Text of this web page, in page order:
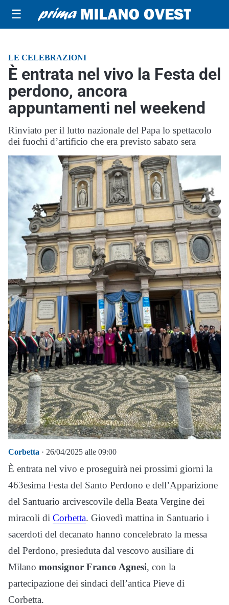
☰
LE CELEBRAZIONI
È entrata nel vivo la Festa del
perdono, ancora
appuntamenti nel weekend
Rinviato per il lutto nazionale del Papa lo spettacolo
dei fuochi d’artificio che era previsto sabato sera
Corbetta · 26/04/2025 alle 09:00
È entrata nel vivo e proseguirà nei prossimi giorni la
463esima Festa del Santo Perdono e dell’Apparizione
del Santuario arcivescovile della Beata Vergine dei
miracoli di Corbetta. Giovedì mattina in Santuario i
sacerdoti del decanato hanno concelebrato la messa
del Perdono, presieduta dal vescovo ausiliare di
Milano monsignor Franco Agnesi, con la
partecipazione dei sindaci dell’antica Pieve di
Corbetta.